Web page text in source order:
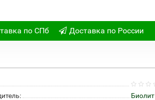
по СПб Доставка по России
Биолит